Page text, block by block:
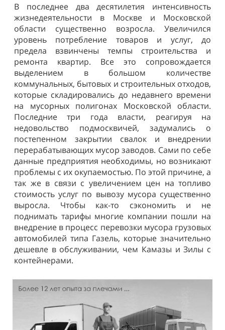
В последнее два десятилетия интенсивность
жизнедеятельности в Москве и Московской
области существенно возросла. Увеличился
уровень потребление товаров и услуг, до
предела взвинчены темпы строительства и
ремонта квартир. Все это сопровождается
выделением в большом количестве
коммунальных, бытовых и строительных отходов,
которые складировались до недавнего времени
на мусорных полигонах Московской области.
Последние три года власти, реагируя на
недовольство подмосквичей, задумались о
постепенном закрытии свалок и внедрении
перерабатывающих мусор заводов. Сами по себе
данные предприятия необходимы, но возникают
проблемы с их окупаемостью. По этой причине, а
так же в связи с увеличением цен на топливо
стоимость услуг по вывозу мусора существенно
выросла. Чтобы как-то сэкономить и не
поднимать тарифы многие компании пошли на
внедрение в процесс перевозки мусора грузовых
автомобилей типа Газель, которые значительно
дешевле в обслуживании, чем Камазы и Зилы с
контейнерами.